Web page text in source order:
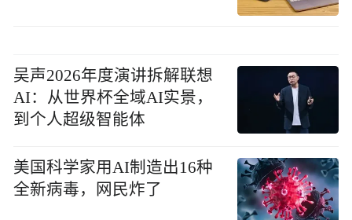
吴声2026年度演讲拆解联想
AI：从世界杯全域AI实景，
到个人超级智能体
美国科学家用AI制造出16种
全新病毒，网民炸了